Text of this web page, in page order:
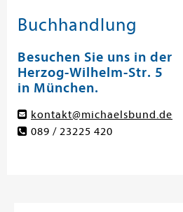
Buchhandlung
Besuchen Sie uns in der
Herzog-Wilhelm-Str. 5
in München.
kontakt@michaelsbund.de
089 / 23225 420